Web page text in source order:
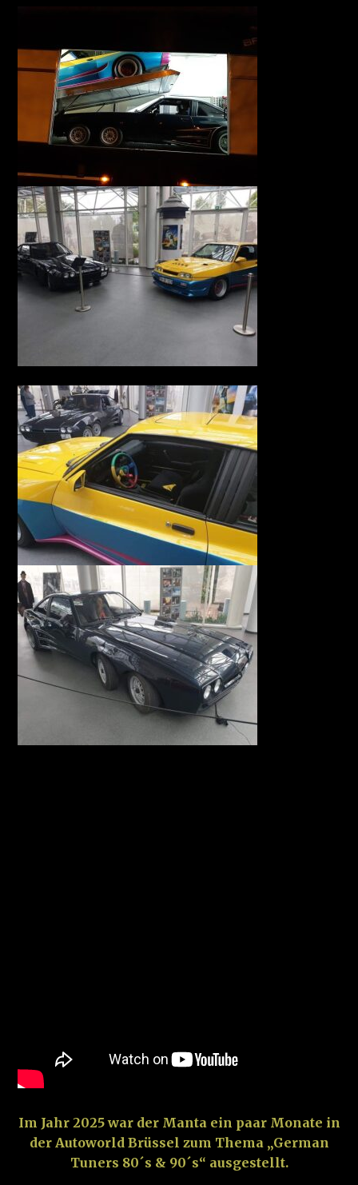
Im Jahr 2025 war der Manta ein paar Monate in
der Autoworld Brüssel zum Thema „German
Tuners 80´s & 90´s“ ausgestellt.